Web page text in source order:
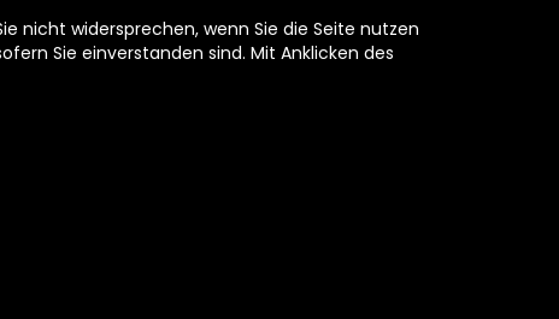
graduated with a Master of Art
Offenbach, Nadine Kolodziey’s
to the field of visual research using
nicht widersprechen, wenn Sie die Seite nutzen
Sie einverstanden sind. Mit Anklicken des